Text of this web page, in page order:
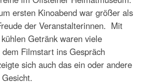
ersten Kinoabend war größer als
der Veranstalterinnen. Mit
Getränk waren viele
Filmstart ins Gespräch
sich auch das ein oder andere